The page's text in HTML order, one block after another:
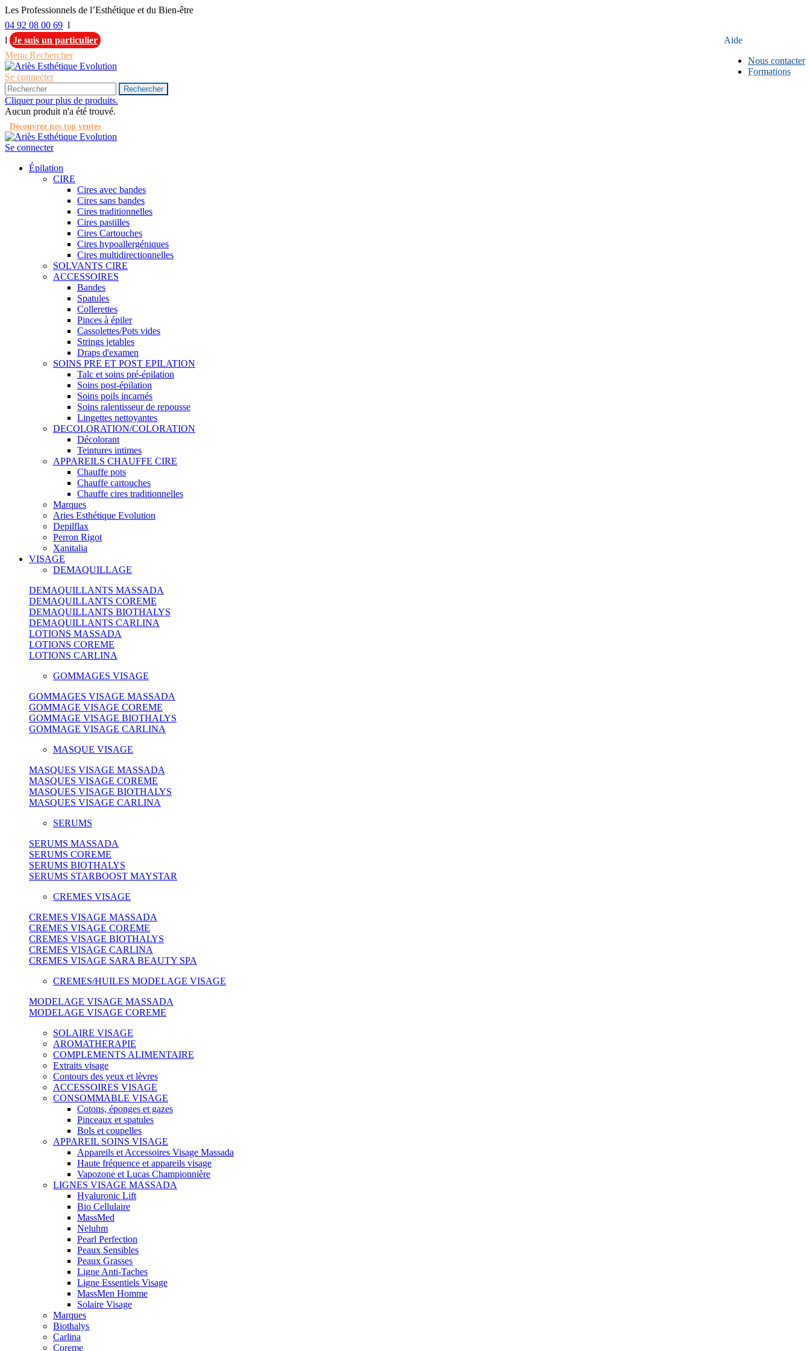
Les Professionnels de l’Esthétique et du Bien-être
04 92 08 00 69 l
Aide
Nous contacter
Formations
l Je suis un particulier
Menu Rechercher
Se connecter
Rechercher
Cliquer pour plus de produits.
Aucun produit n'a été trouvé.
Découvrez nos top ventes
Se connecter
Épilation
CIRE
Cires avec bandes
Cires sans bandes
Cires traditionnelles
Cires pastilles
Cires Cartouches
Cires hypoallergéniques
Cires multidirectionnelles
SOLVANTS CIRE
ACCESSOIRES
Bandes
Spatules
Collerettes
Pinces à épiler
Cassolettes/Pots vides
Strings jetables
Draps d'examen
SOINS PRE ET POST EPILATION
Talc et soins pré-épilation
Soins post-épilation
Soins poils incarnés
Soins ralentisseur de repousse
Lingettes nettoyantes
DECOLORATION/COLORATION
Décolorant
Teintures intimes
APPAREILS CHAUFFE CIRE
Chauffe pots
Chauffe cartouches
Chauffe cires traditionnelles
Marques
Aries Esthétique Evolution
Depilflax
Perron Rigot
Xanitalia
VISAGE
DEMAQUILLAGE
DEMAQUILLANTS MASSADA
DEMAQUILLANTS COREME
DEMAQUILLANTS BIOTHALYS
DEMAQUILLANTS CARLINA
LOTIONS MASSADA
LOTIONS COREME
LOTIONS CARLINA
GOMMAGES VISAGE
GOMMAGES VISAGE MASSADA
GOMMAGE VISAGE COREME
GOMMAGE VISAGE BIOTHALYS
GOMMAGE VISAGE CARLINA
MASQUE VISAGE
MASQUES VISAGE MASSADA
MASQUES VISAGE COREME
MASQUES VISAGE BIOTHALYS
MASQUES VISAGE CARLINA
SERUMS
SERUMS MASSADA
SERUMS COREME
SERUMS BIOTHALYS
SERUMS STARBOOST MAYSTAR
CREMES VISAGE
CREMES VISAGE MASSADA
CREMES VISAGE COREME
CREMES VISAGE BIOTHALYS
CREMES VISAGE CARLINA
CREMES VISAGE SARA BEAUTY SPA
CREMES/HUILES MODELAGE VISAGE
MODELAGE VISAGE MASSADA
MODELAGE VISAGE COREME
SOLAIRE VISAGE
AROMATHERAPIE
COMPLEMENTS ALIMENTAIRE
Extraits visage
Contours des yeux et lèvres
ACCESSOIRES VISAGE
CONSOMMABLE VISAGE
Cotons, éponges et gazes
Pinceaux et spatules
Bols et coupelles
APPAREIL SOINS VISAGE
Appareils et Accessoires Visage Massada
Haute fréquence et appareils visage
Vapozone et Lucas Championnière
LIGNES VISAGE MASSADA
Hyaluronic Lift
Bio Cellulaire
MassMed
Neluhm
Pearl Perfection
Peaux Sensibles
Peaux Grasses
Ligne Anti-Taches
Ligne Essentiels Visage
MassMen Homme
Solaire Visage
Marques
Biothalys
Carlina
Coreme